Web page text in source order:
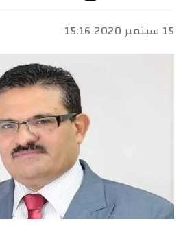
15 سبتمبر 2020 15:16